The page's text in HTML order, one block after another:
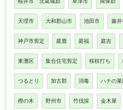
天理市 大和郡山市 池田市 藤井
神戸市剪定 庭鹿 庭福 庭吉
東灘区 集合住宅剪定 桜枝打ち
つるとり 加古郡 消毒 ハチの巣
樫の木 野州市 竹伐採 金木犀